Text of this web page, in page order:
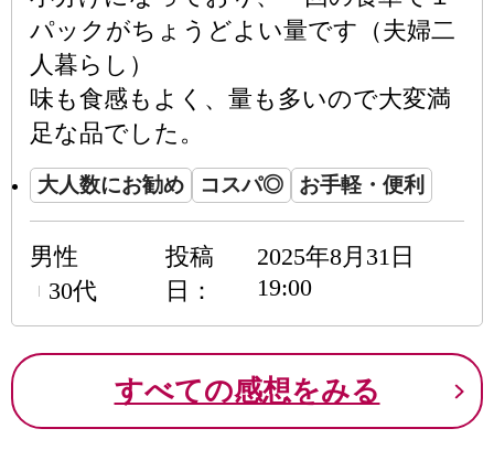
パックがちょうどよい量です（夫婦二
人暮らし）
味も食感もよく、量も多いので大変満
足な品でした。
大人数にお勧め コスパ◎ お手軽・便利
男性
30代
投稿
日
2025年8月31日
19:00
すべての感想をみる